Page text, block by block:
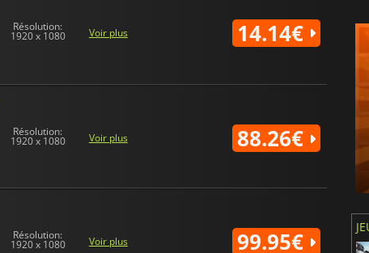
Les écrans de19 poucesou
compacts et s’adaptent très
pas tenir. Leur petite taille leur
19 pouceséquivalent à environ
donne une dalle de 42,1 cm de
Résolution:
1920 x 1080 Voir plus 14.14€
Résolution:
1920 x 1080 Voir plus 88.26€
Résolution:
1920 x 1080 Voir plus 99.95€